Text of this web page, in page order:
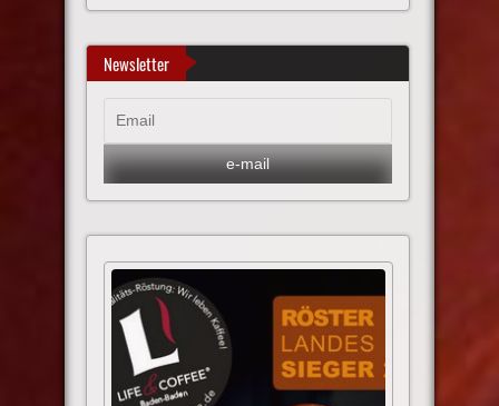
Newsletter